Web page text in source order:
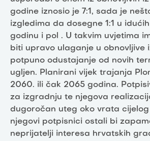
godine iznosio je 7:1, sada je
izgledima da dosegne 1:1 u
godinu i pol . U takvim uvjetima
biti upravo ulaganje u obnovljive
potpuno odustajanje od novih
ugljen. Planirani vijek trajanja
2060. ili čak 2065 godina.
za izgradnju te njegova
dugoročan uteg oko vrata
njegovi potpisnici ostali bi
neprijatelji interesa hrvatskih